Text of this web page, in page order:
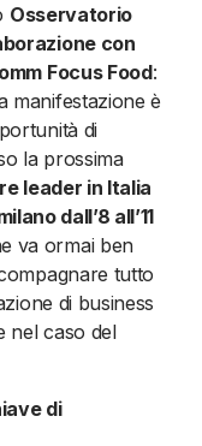
Osservatorio
con
Focus Food:
manifestazione è
di
la prossima
leader in Italia
dall’8 all’11
va ormai ben
tutto
di business
nel caso del
di